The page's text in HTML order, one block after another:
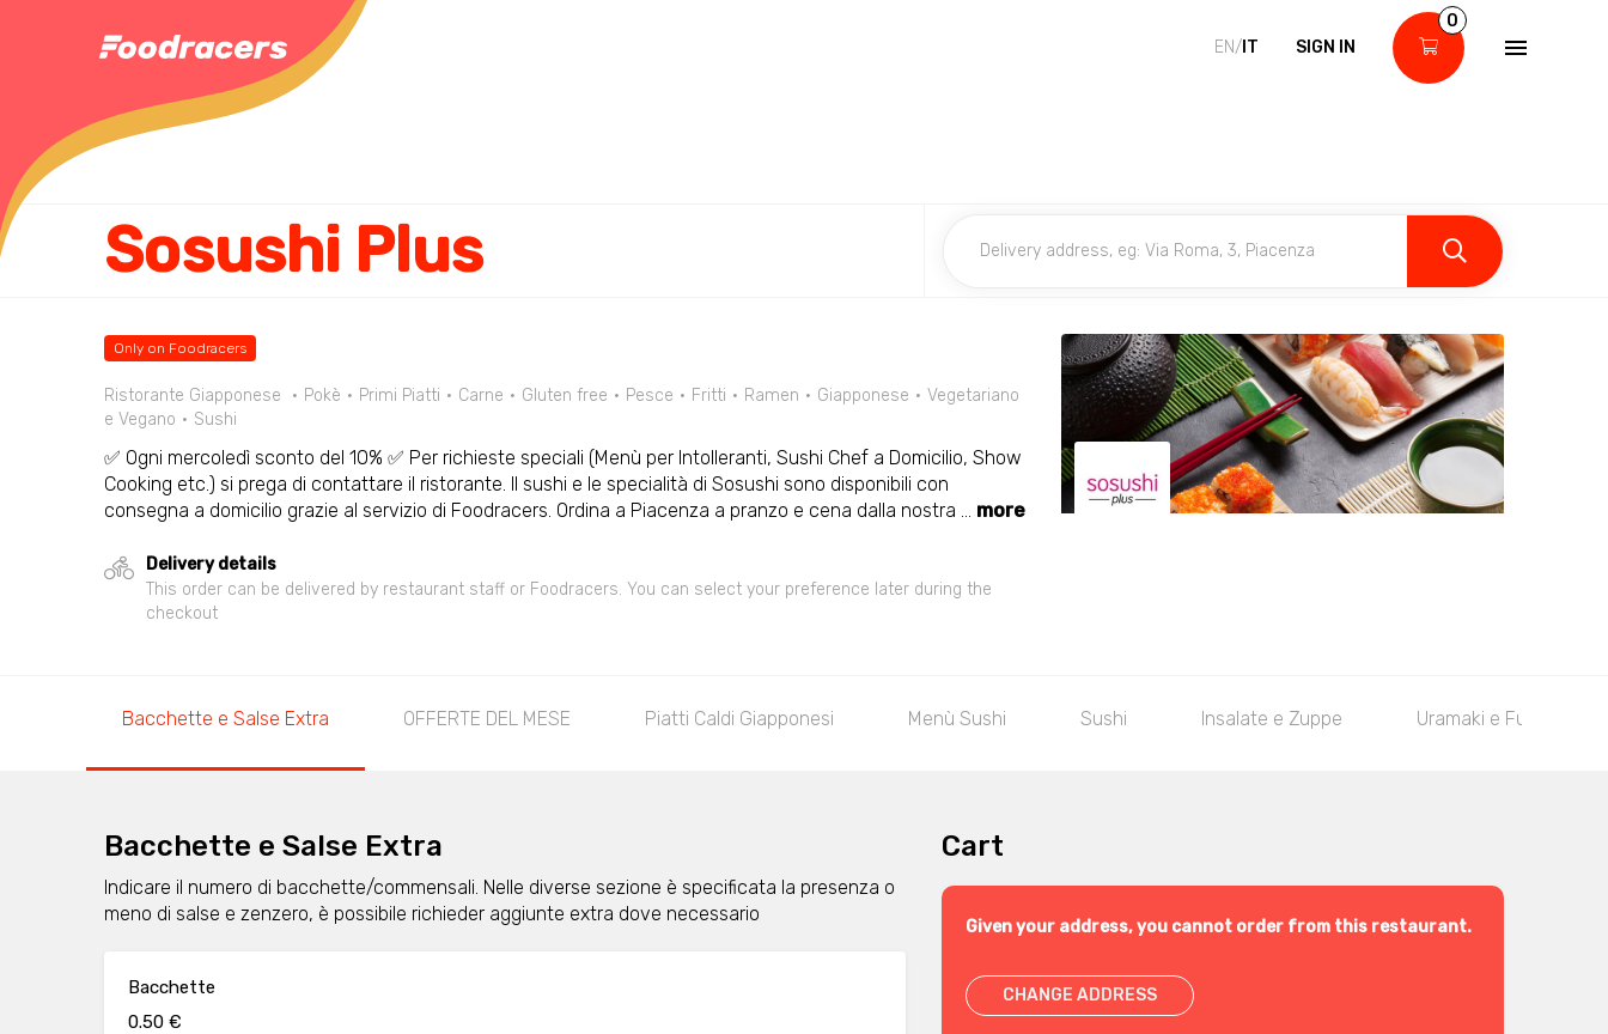
EN/ IT SIGN IN
0
Sosushi Plus
Only on Foodracers
Ristorante Giapponese Pokè Primi Piatti Carne Gluten free Pesce Fritti Ramen Giapponese
Vegetariano
e Vegano
Sushi
✅ Ogni mercoledì sconto del 10% ✅ Per richieste speciali (Menù per Intolleranti, Sushi Chef a Domicilio, Show
Cooking etc.) si prega di contattare il ristorante. Il sushi e le specialità di Sosushi sono disponibili con
consegna a domicilio grazie al servizio di Foodracers. Ordina a Piacenza a pranzo e cena dalla nostra ... more
Delivery details
This order can be delivered by restaurant staff or Foodracers. You can select your preference later during the
checkout
Bacchette e Salse Extra OFFERTE DEL MESE Piatti Caldi Giapponesi Menù Sushi Sushi Insalate e Zuppe Uramaki e Futomaki
Bacchette e Salse Extra
Indicare il numero di bacchette/commensali. Nelle diverse sezione è specificata la presenza o
meno di salse e zenzero, è possibile richieder aggiunte extra dove necessario
Bacchette
0.50 €
Cart
Given your address, you cannot order from this restaurant.
CHANGE ADDRESS